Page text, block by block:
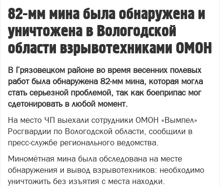
82-мм мина была обнаружена и
уничтожена в Вологодской
области взрывотехниками ОМОН
В Грязовецком районе во время весенних полевых
работ была обнаружена 82-мм мина, которая могла
стать серьезной проблемой, так как боеприпас мог
сдетонировать в любой момент.
На место ЧП выехали сотрудники ОМОН «Вымпел»
Росгвардии по Вологодской области, сообщили в
пресс-службе регионального ведомства.
Миномётная мина была обследована на месте
обнаружения и вывод взрывотехников: необходимо
уничтожить без изъятия с места находки.